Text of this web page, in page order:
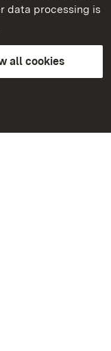
data processing is
all cookies
Wuerttemberg